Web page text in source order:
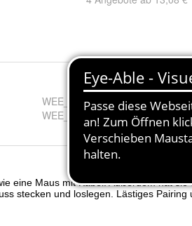
WEE_Nummer:
10234669
WEE_Kategorie: Kleingeräte,